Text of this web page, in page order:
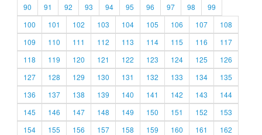
90
91 92 93 94 95 96 97 98
99
100
101 102 103 104 105 106 107
108
109
110 111 112 113 114 115 116
117
118
119 120 121 122 123 124 125
126
127
128 129 130 131 132 133 134
135
136
137 138 139 140 141 142 143
144
145
146 147 148 149 150 151 152
153
154
155 156 157 158 159 160 161
162